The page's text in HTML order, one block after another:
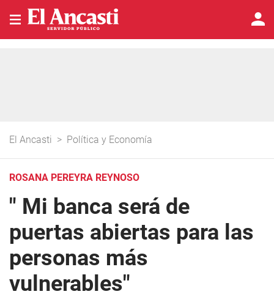
El Ancasti > Política y Economía
ROSANA PEREYRA REYNOSO
" Mi banca será de
puertas abiertas para las
personas más
vulnerables"